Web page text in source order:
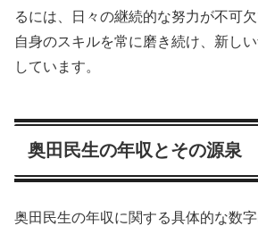
るには、日々の継続的な努力が不可
自身のスキルを常に磨き続け、新し
しています。
奥田民生の年収とその源泉
奥田民生の年収に関する具体的な数